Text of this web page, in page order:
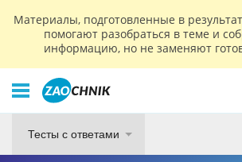
Материалы, подготовленные в
помогают разобраться в теме и
информацию, но не заменяют
Тесты с ответами